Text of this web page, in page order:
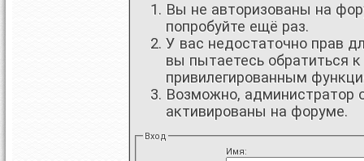
Вы не авторизованы на
попробуйте ещё раз.
У вас недостаточно прав
вы пытаетесь обратиться
привилегированным
Возможно, администратор
активированы на форуме.
Вход
Имя: